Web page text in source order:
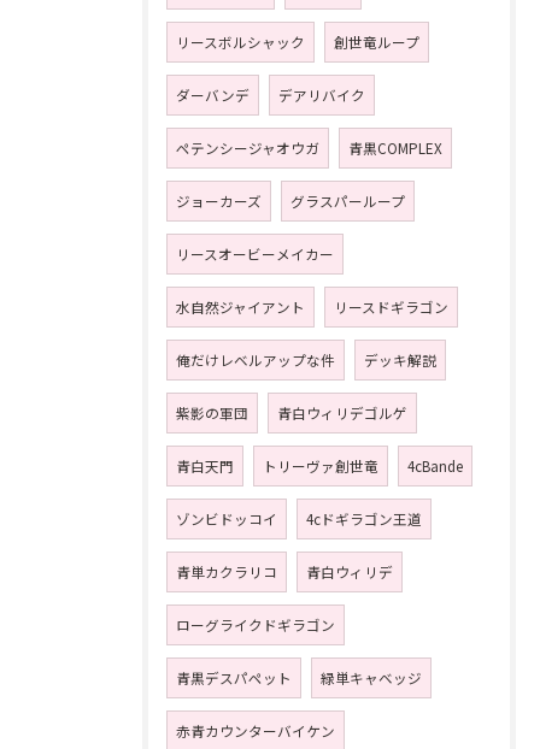
リースボルシャック 創世竜ループ
ダーバンデ デアリバイク
ペテンシージャオウガ 青黒COMPLEX
ジョーカーズ グラスパーループ
リースオービーメイカー
水自然ジャイアント リースドギラゴン
俺だけレベルアップな件 デッキ解説
紫影の軍団 青白ウィリデゴルゲ
青白天門 トリーヴァ創世竜 4cBande
ゾンビドッコイ 4cドギラゴン王道
青単カクラリコ 青白ウィリデ
ローグライクドギラゴン
青黒デスパペット 緑単キャベッジ
赤青カウンターバイケン